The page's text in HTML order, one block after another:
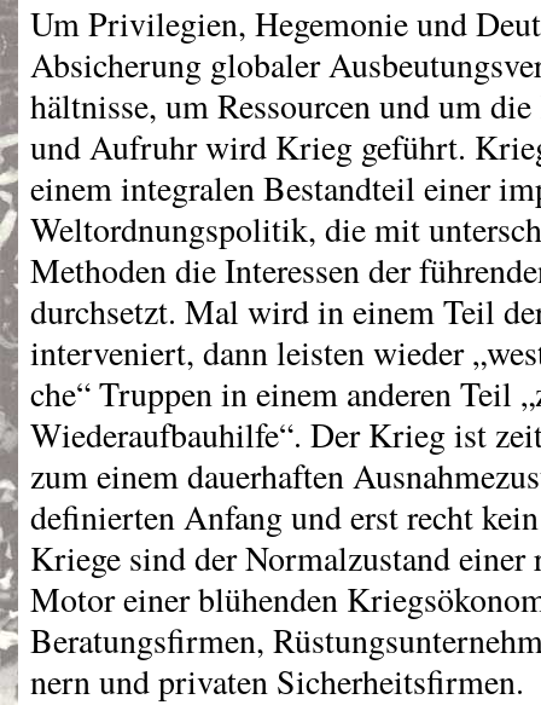
Um Privilegien, Hegemonie und
Absicherung globaler
hältnisse, um Ressourcen und um
und Aufruhr wird Krieg geführt.
einem integralen Bestandteil einer
Weltordnungspolitik, die mit
Methoden die Interessen der
durchsetzt. Mal wird in einem Teil
interveniert, dann leisten wieder
che“ Truppen in einem anderen Teil
Wiederaufbauhilfe“. Der Krieg ist
zum einem dauerhaften
definierten Anfang und erst recht
Kriege sind der Normalzustand
Motor einer blühenden
Beratungsfirmen,
nern und privaten Sicherheitsfirmen.